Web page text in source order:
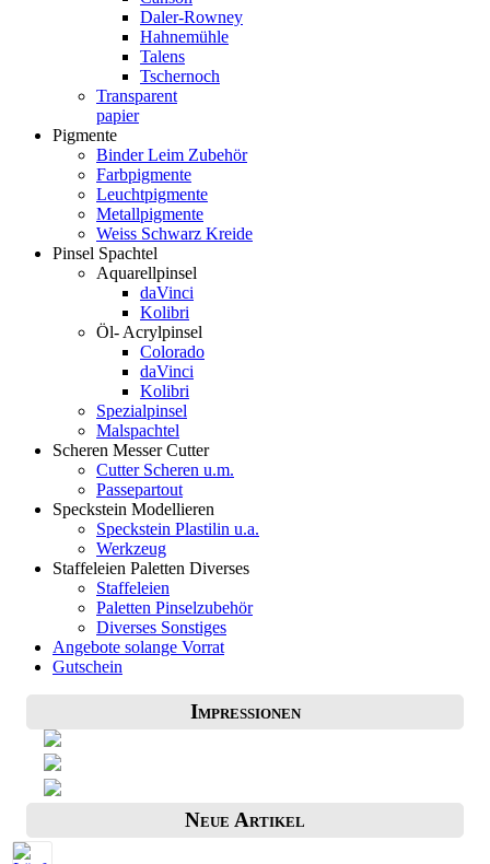
Daler-Rowney
Hahnemühle
Talens
Tschernoch
Transparent
papier
Pigmente
Binder Leim Zubehör
Farbpigmente
Leuchtpigmente
Metallpigmente
Weiss Schwarz Kreide
Pinsel Spachtel
Aquarellpinsel
daVinci
Kolibri
Öl- Acrylpinsel
Colorado
daVinci
Kolibri
Spezialpinsel
Malspachtel
Scheren Messer Cutter
Cutter Scheren u.m.
Passepartout
Speckstein Modellieren
Speckstein Plastilin u.a.
Werkzeug
Staffeleien Paletten Diverses
Staffeleien
Paletten Pinselzubehör
Diverses Sonstiges
Angebote solange Vorrat
Gutschein
Impressionen
Neue Artikel